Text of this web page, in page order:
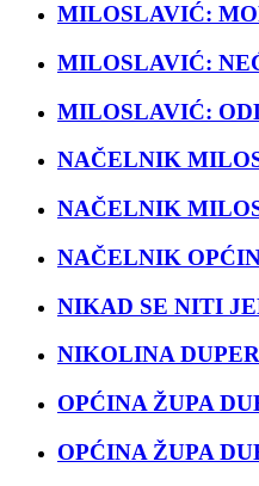
MILOSLAVIĆ:
MILOSLAVIĆ:
MILOSLAVIĆ:
NAČELNIK
NAČELNIK
NAČELNIK
NIKAD SE NITI
NIKOLINA
OPĆINA ŽUPA
OPĆINA ŽUPA